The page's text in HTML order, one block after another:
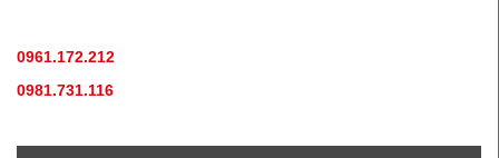
0961.172.212
0981.731.116